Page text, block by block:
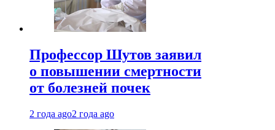
Профессор Шутов заявил
о повышении смертности
от болезней почек
2 года ago2 года ago